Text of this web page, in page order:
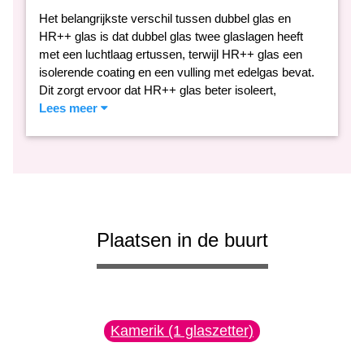
Het belangrijkste verschil tussen dubbel glas en
HR++ glas is dat dubbel glas twee glaslagen heeft
met een luchtlaag ertussen, terwijl HR++ glas een
isolerende coating en een vulling met edelgas bevat.
Dit zorgt ervoor dat HR++ glas beter isoleert,
Lees meer
Plaatsen in de buurt
Kamerik (1 glaszetter)